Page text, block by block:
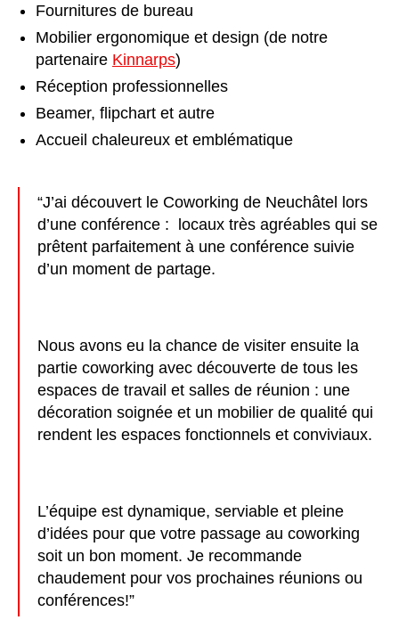
Fournitures de bureau
Mobilier ergonomique et design (de notre
partenaire Kinnarps)
Réception professionnelles
Beamer, flipchart et autre
Accueil chaleureux et emblématique
“J’ai découvert le Coworking de Neuchâtel lors
d’une conférence : locaux très agréables qui se
prêtent parfaitement à une conférence suivie
d’un moment de partage.
Nous avons eu la chance de visiter ensuite la
partie coworking avec découverte de tous les
espaces de travail et salles de réunion : une
décoration soignée et un mobilier de qualité qui
rendent les espaces fonctionnels et conviviaux.
L’équipe est dynamique, serviable et pleine
d’idées pour que votre passage au coworking
soit un bon moment. Je recommande
chaudement pour vos prochaines réunions ou
conférences!”